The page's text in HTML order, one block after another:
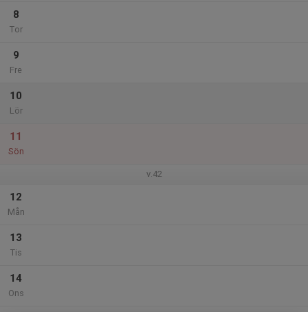
8
Tor
9
Fre
10
Lör
11
Sön
v.42
12
Mån
13
Tis
14
Ons